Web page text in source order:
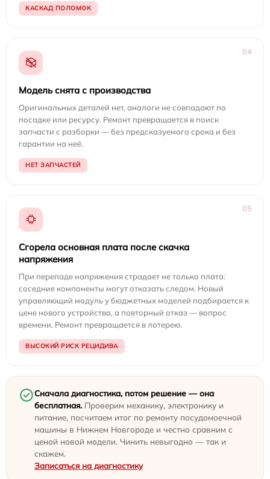
КАСКАД ПОЛОМОК
04
Модель снята с производства
Оригинальных деталей нет, аналоги не совпадают по
посадке или ресурсу. Ремонт превращается в поиск
запчасти с разборки — без предсказуемого срока и без
гарантии на неё.
НЕТ ЗАПЧАСТЕЙ
05
Сгорела основная плата после скачка
напряжения
При перепаде напряжения страдает не только плата:
соседние компоненты могут отказать следом. Новый
управляющий модуль у бюджетных моделей подбирается к
цене нового устройства, а повторный отказ — вопрос
времени. Ремонт превращается в лотерею.
ВЫСОКИЙ РИСК РЕЦИДИВА
Сначала диагностика, потом решение — она
бесплатная. Проверим механику, электронику и
питание, посчитаем итог по ремонту посудомоечной
машины в Нижнем Новгороде и честно сравним с
ценой новой модели. Чинить невыгодно — так и
скажем.
Записаться на диагностику